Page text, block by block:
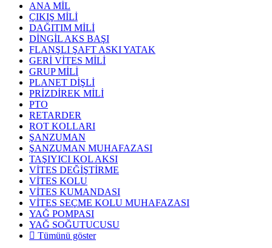
ANA MİL
ÇIKIŞ MİLİ
DAĞITIM MİLİ
DİNGİL AKS BAŞI
FLANŞLI ŞAFT ASKI YATAK
GERİ VİTES MİLİ
GRUP MİLİ
PLANET DİŞLİ
PRİZDİREK MİLİ
PTO
RETARDER
ROT KOLLARI
ŞANZUMAN
ŞANZUMAN MUHAFAZASI
TAŞIYICI KOL AKSI
VİTES DEĞİŞTİRME
VİTES KOLU
VİTES KUMANDASI
VİTES SEÇME KOLU MUHAFAZASI
YAĞ POMPASI
YAĞ SOĞUTUCUSU
Tümünü göster